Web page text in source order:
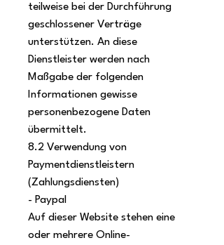
teilweise bei der Durchführung
geschlossener Verträge
unterstützen. An diese
Dienstleister werden nach
Maßgabe der folgenden
Informationen gewisse
personenbezogene Daten
übermittelt.
8.2 Verwendung von
Paymentdienstleistern
(Zahlungsdiensten)
- Paypal
Auf dieser Website stehen eine
oder mehrere Online-